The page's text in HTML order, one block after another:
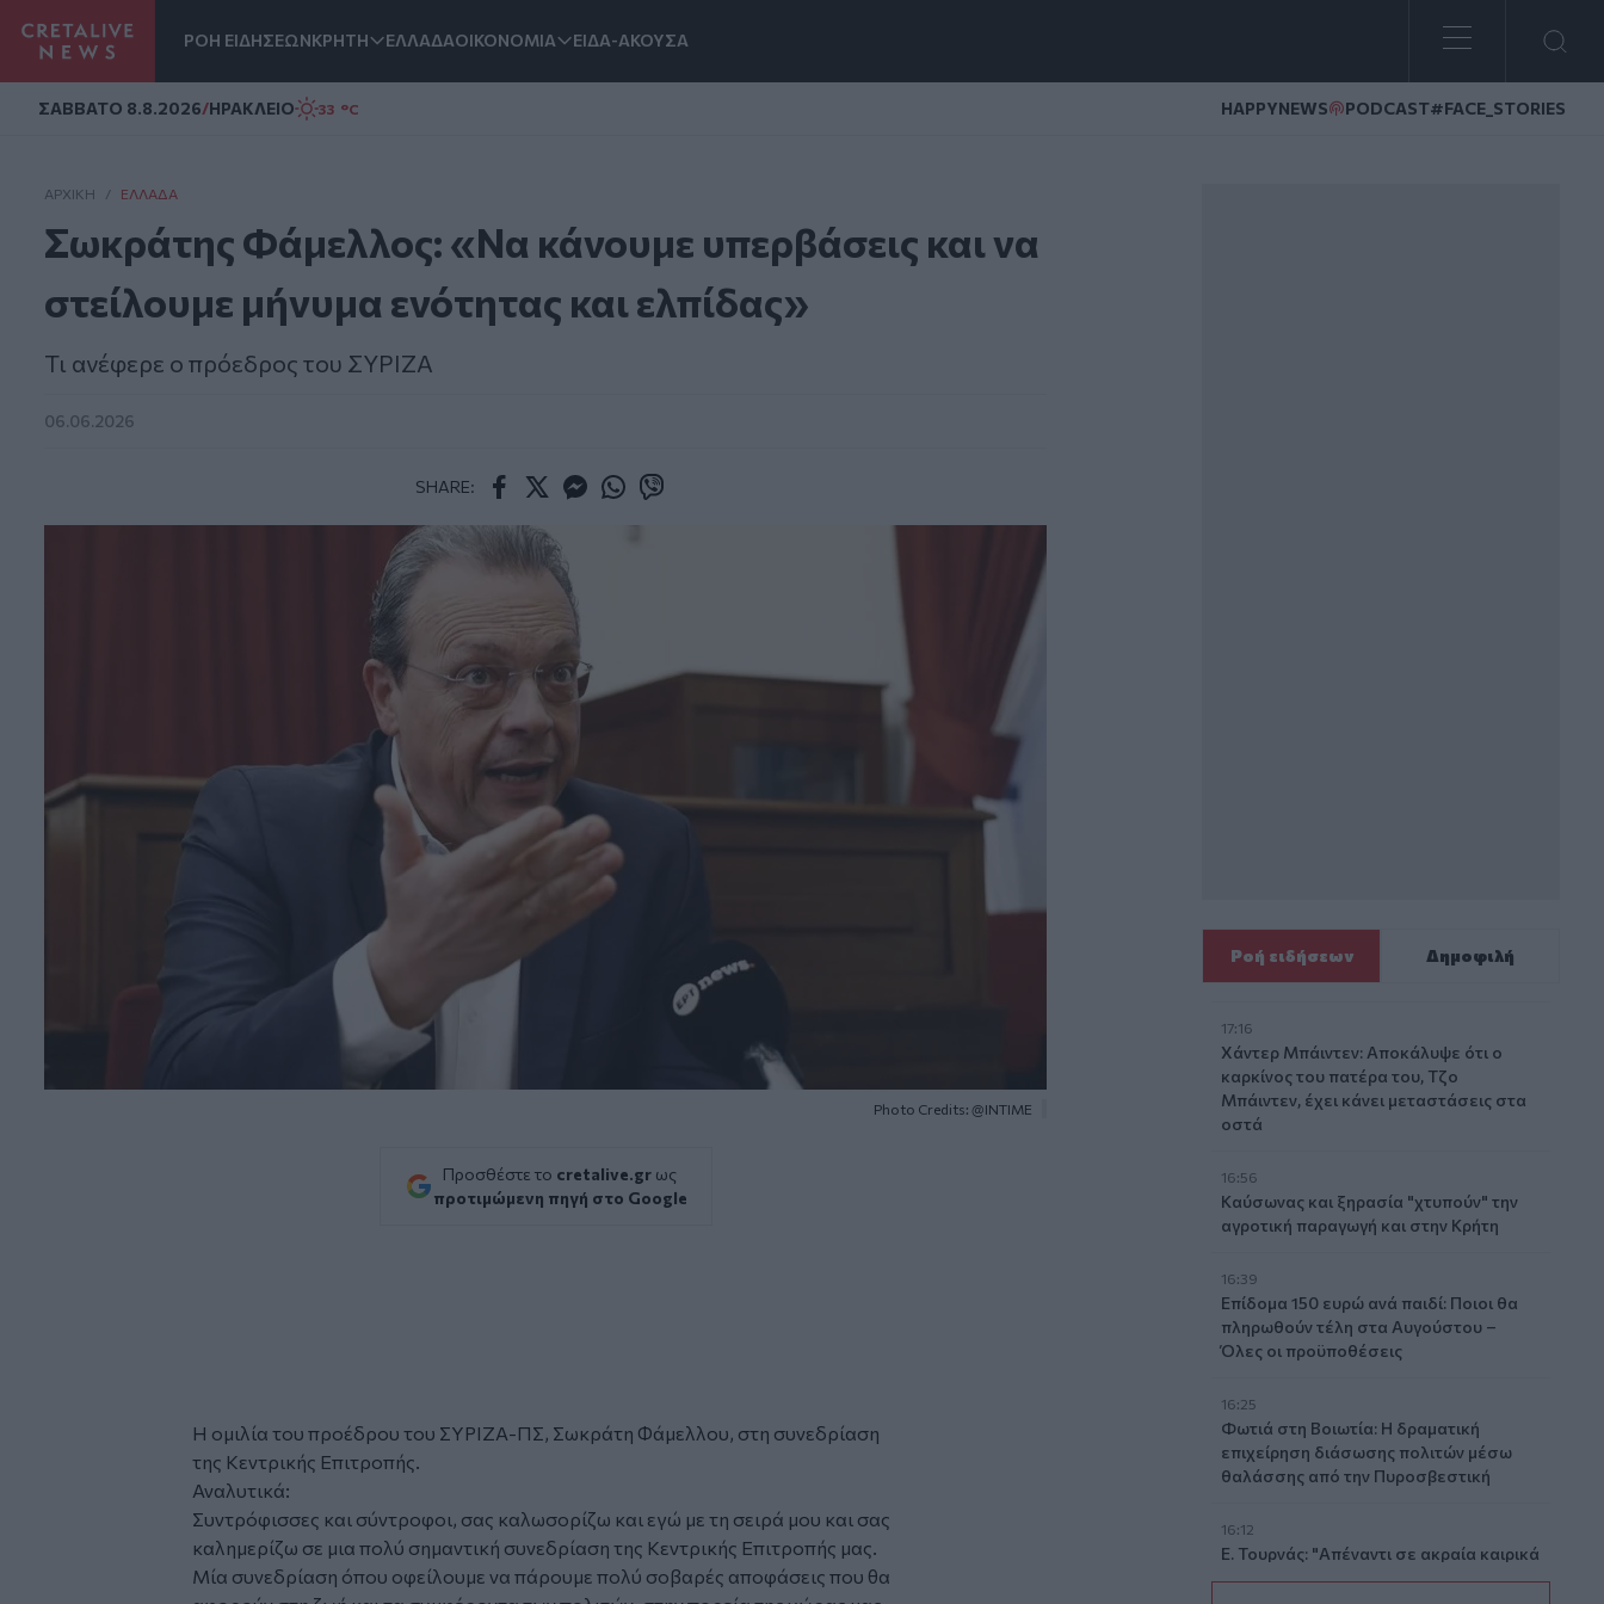
ΡΟΗ ΕΙΔΗΣΕΩΝΚΡΗΤΗ ΕΛΛΑΔΑΟΙΚΟΝΟΜΙΑ ΕΙΔΑ-ΑΚΟΥΣΑ
ΣAΒΒΑΤΟ 8.8.2026/ΗΡΑΚΛΕΙΟ 33 °C HAPPYNEWS PODCAST#FACE_STORIES
ΑΡΧΙΚΗ / ΕΛΛΆΔΑ
Σωκράτης Φάμελλος: «Να κάνουμε υπερβάσεις και να
στείλουμε μήνυμα ενότητας και ελπίδας»
Τι ανέφερε ο πρόεδρος του ΣΥΡΙΖΑ
06.06.2026
SHARE:
Photo Credits: @INTIME
Προσθέστε το cretalive.gr ως
προτιμώμενη πηγή στο Google
Η ομιλία του προέδρου του ΣΥΡΙΖΑ-ΠΣ, Σωκράτη Φάμελλου, στη συνεδρίαση
της Κεντρικής Επιτροπής.
Αναλυτικά:
Συντρόφισσες και σύντροφοι, σας καλωσορίζω και εγώ με τη σειρά μου και σας
καλημερίζω σε μια πολύ σημαντική συνεδρίαση της Κεντρικής Επιτροπής μας.
Μία συνεδρίαση όπου οφείλουμε να πάρουμε πολύ σοβαρές αποφάσεις που θα
Ροή ειδήσεων Δημοφιλή
17:16
Χάντερ Μπάιντεν: Αποκάλυψε ότι ο
καρκίνος του πατέρα του, Τζο
Μπάιντεν, έχει κάνει μεταστάσεις στα
οστά
16:56
Καύσωνας και ξηρασία "χτυπούν" την
αγροτική παραγωγή και στην Κρήτη
16:39
Επίδομα 150 ευρώ ανά παιδί: Ποιοι θα
πληρωθούν τέλη στα Αυγούστου –
Όλες οι προϋποθέσεις
16:25
Φωτιά στη Βοιωτία: Η δραματική
επιχείρηση διάσωσης πολιτών μέσω
θαλάσσης από την Πυροσβεστική
16:12
Ε. Τουρνάς: "Απέναντι σε ακραία καιρικά
φαινόμενα δεν υπάρχουν περιθώρια